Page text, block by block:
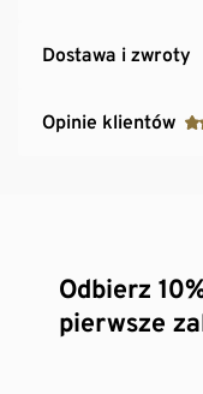
Dostawa i zwroty
Opinie klientów
Odbierz
pierwsze